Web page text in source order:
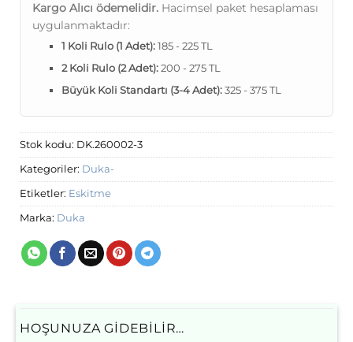
Kargo Alıcı ödemelidir. Hacimsel paket hesaplaması
uygulanmaktadır:
1 Koli Rulo (1 Adet):185 - 225 TL
2 Koli Rulo (2 Adet):200 - 275 TL
Büyük Koli Standartı (3-4 Adet):325 - 375 TL
Stok kodu: DK.260002-3
Kategoriler: Duka-
Etiketler: Eskitme
Marka: Duka
HOŞUNUZA GIDEBILIR…